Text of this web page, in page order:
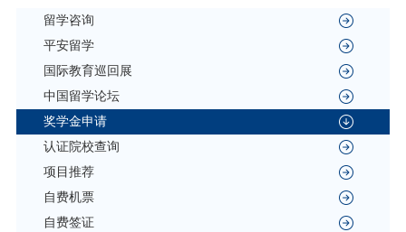
留学咨询
平安留学
国际教育巡回展
中国留学论坛
奖学金申请
认证院校查询
项目推荐
自费机票
自费签证